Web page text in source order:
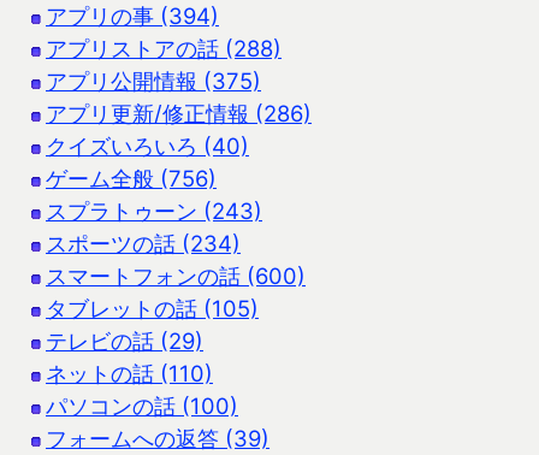
アプリの事 (394)
アプリストアの話 (288)
アプリ公開情報 (375)
アプリ更新/修正情報 (286)
クイズいろいろ (40)
ゲーム全般 (756)
スプラトゥーン (243)
スポーツの話 (234)
スマートフォンの話 (600)
タブレットの話 (105)
テレビの話 (29)
ネットの話 (110)
パソコンの話 (100)
フォームへの返答 (39)